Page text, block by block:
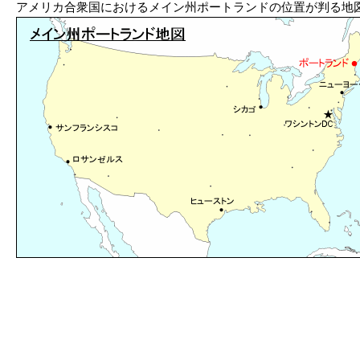
アメリカ合衆国におけるメイン州ポートランドの位置が判る地